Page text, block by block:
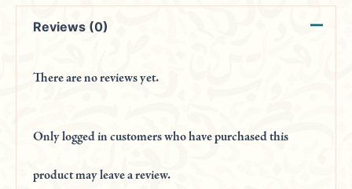
Reviews (0)
There are no reviews yet.
Only logged in customers who have purchased this
product may leave a review.